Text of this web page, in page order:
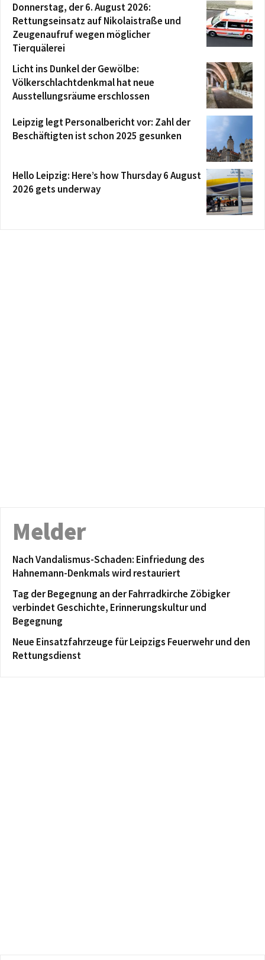
Donnerstag, der 6. August 2026:
Rettungseinsatz auf Nikolaistraße und
Zeugenaufruf wegen möglicher
Tierquälerei
Licht ins Dunkel der Gewölbe:
Völkerschlachtdenkmal hat neue
Ausstellungsräume erschlossen
Leipzig legt Personalbericht vor: Zahl der
Beschäftigten ist schon 2025 gesunken
Hello Leipzig: Here’s how Thursday 6 August
2026 gets underway
Melder
Nach Vandalismus-Schaden: Einfriedung des
Hahnemann-Denkmals wird restauriert
Tag der Begegnung an der Fahrradkirche Zöbigker
verbindet Geschichte, Erinnerungskultur und
Begegnung
Neue Einsatzfahrzeuge für Leipzigs Feuerwehr und den
Rettungsdienst